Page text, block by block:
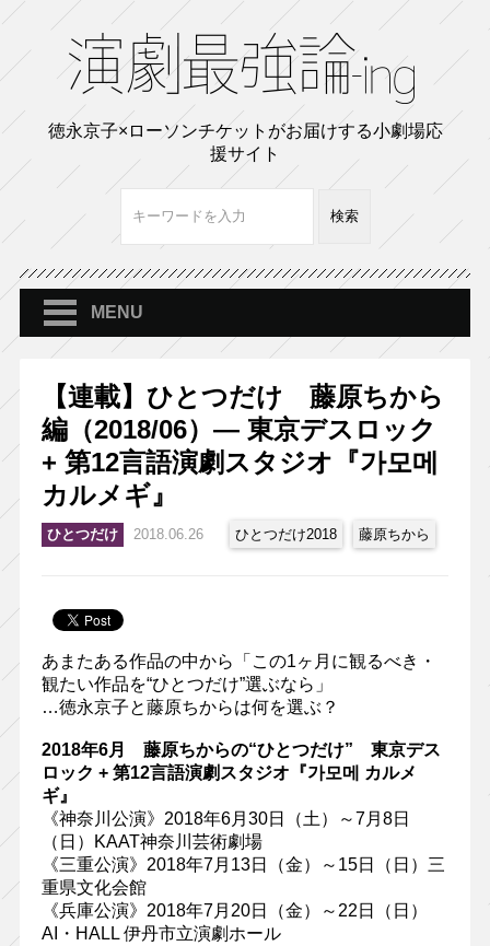
徳永京子×ローソンチケットがお届けする小劇場応
援サイト
MENU
【連載】ひとつだけ 藤原ちから
編（2018/06）― 東京デスロック
+ 第12言語演劇スタジオ『가모메
カルメギ』
ひとつだけ 2018.06.26 ひとつだけ2018 藤原ちから
あまたある作品の中から「この1ヶ月に観るべき・
観たい作品を“ひとつだけ”選ぶなら」
…徳永京子と藤原ちからは何を選ぶ？
2018年6月 藤原ちからの“ひとつだけ” 東京デス
ロック + 第12言語演劇スタジオ『가모메 カルメ
ギ』
《神奈川公演》2018年6月30日（土）～7月8日
（日）KAAT神奈川芸術劇場
《三重公演》2018年7月13日（金）～15日（日）三
重県文化会館
《兵庫公演》2018年7月20日（金）～22日（日）
AI・HALL 伊丹市立演劇ホール